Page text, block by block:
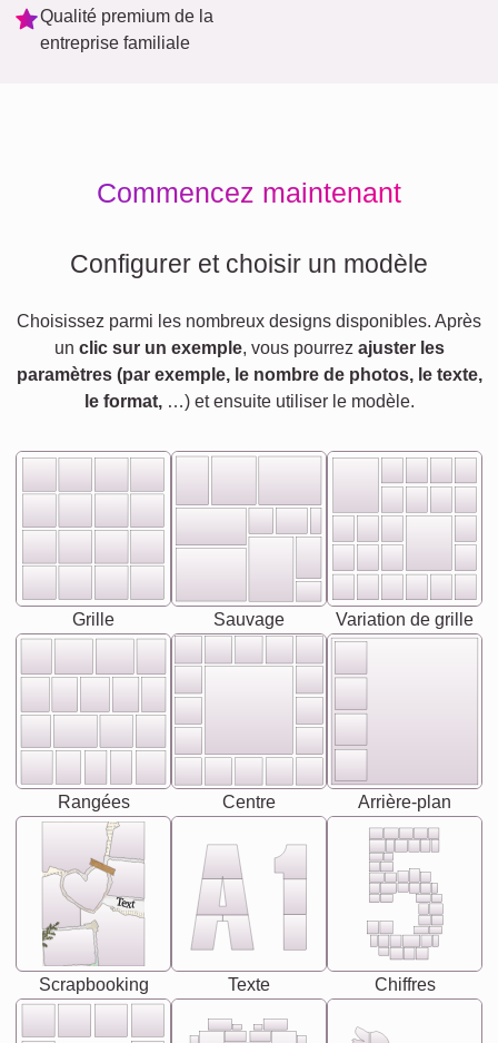
Qualité premium de la
entreprise familiale
Commencez maintenant
Configurer et choisir un modèle
Choisissez parmi les nombreux designs disponibles. Après
un clic sur un exemple, vous pourrez ajuster les
paramètres (par exemple, le nombre de photos, le texte,
le format,…) et ensuite utiliser le modèle.
Grille Sauvage Variation de grille
Rangées Centre Arrière-plan
Text
Scrapbooking Texte Chiffres